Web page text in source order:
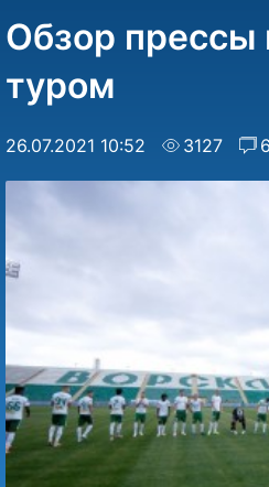
Обзор прессы
туром
26.07.2021 10:52 3127 6